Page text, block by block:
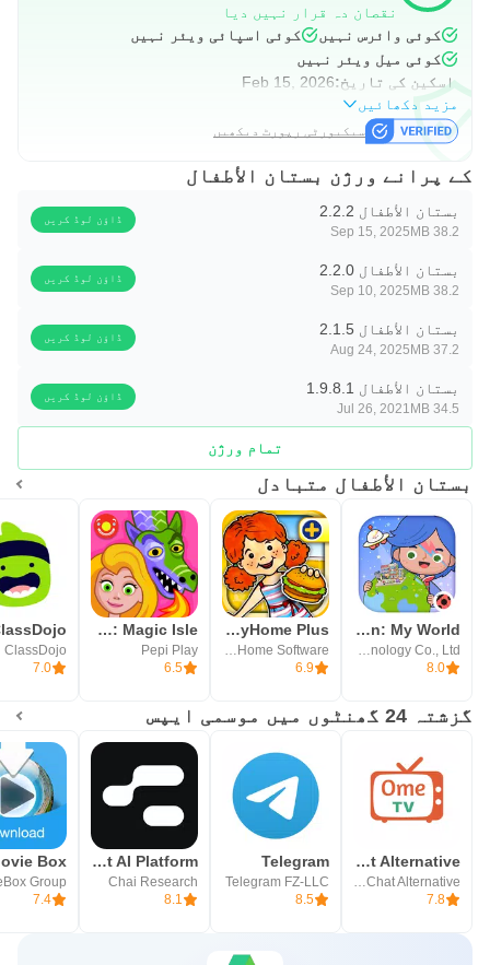
نقصان دہ قرار نہیں دیا
کوئی وائرس نہیں
کوئی اسپائی ویئر نہیں
کوئی میل ویئر نہیں
اسکین کی تاریخ:Feb 15, 2026
مزید دکھائیں
سیکیورٹی رپورٹ دیکھیں
کے پرانے ورژن بستان الأطفال
بستان الأطفال 2.2.2
38.2 MB
Sep 15, 2025
ڈاؤن لوڈ کریں
بستان الأطفال 2.2.0
38.2 MB
Sep 10, 2025
ڈاؤن لوڈ کریں
بستان الأطفال 2.1.5
37.2 MB
Aug 24, 2025
ڈاؤن لوڈ کریں
بستان الأطفال 1.9.8.1
34.5 MB
Jul 26, 2021
ڈاؤن لوڈ کریں
تمام ورژن
بستان الأطفال متبادل
Miga Town: My World
8.0
My PlayHome Plus
6.9
Pepi Wonder World: Magic Isle!
Pepi Play
6.5
ClassDojo
7.0
گزشتہ 24 گھنٹوں میں موسمی ایپس
OmeTV – Video Chat Alternative
7.8
Telegram
Telegram FZ-LLC
8.5
Chai: Chat AI Platform
Chai Research
8.1
Box
Group
7.4